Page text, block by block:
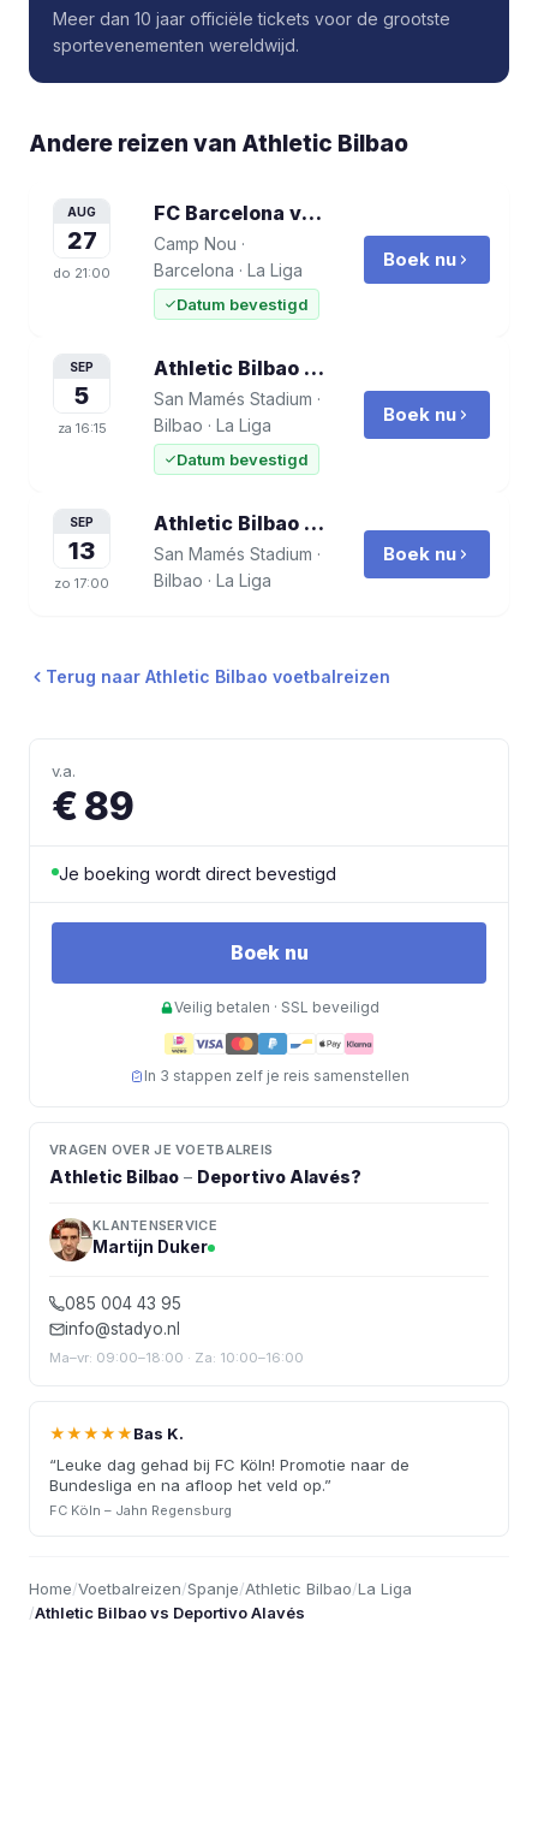
Meer dan 10 jaar officiële tickets voor de grootste
sportevenementen wereldwijd.
Andere reizen van Athletic Bilbao
AUG
27
do 21:00
FC Barcelona vs Athletic Bilbao
Camp Nou ·
Barcelona · La Liga
Datum bevestigd
Boek nu
SEP
5
za 16:15
Athletic Bilbao vs Atlético Madrid
San Mamés Stadium ·
Bilbao · La Liga
Datum bevestigd
Boek nu
SEP
13
zo 17:00
Athletic Bilbao vs Elche CF
San Mamés Stadium ·
Bilbao · La Liga
Boek nu
Terug naar Athletic Bilbao voetbalreizen
v.a.
€ 89
Je boeking wordt direct bevestigd
Boek nu
Veilig betalen · SSL beveiligd
In 3 stappen zelf je reis samenstellen
VRAGEN OVER JE VOETBALREIS
Athletic Bilbao – Deportivo Alavés?
KLANTENSERVICE
Martijn Duker
085 004 43 95
info@stadyo.nl
Ma–vr: 09:00–18:00 · Za: 10:00–16:00
★★★★★Bas K.
“Leuke dag gehad bij FC Köln! Promotie naar de
Bundesliga en na afloop het veld op.”
FC Köln – Jahn Regensburg
Home/Voetbalreizen/Spanje/Athletic Bilbao/La Liga
/Athletic Bilbao vs Deportivo Alavés